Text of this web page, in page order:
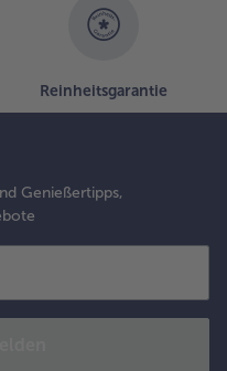
Reinheitsgarantie
Genießertipps,